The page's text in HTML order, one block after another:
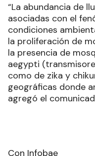
“La abundancia de
asociadas con el
condiciones
la proliferación de
la presencia de
aegypti
como de zika y
geográficas donde
agregó el
Con Infobae